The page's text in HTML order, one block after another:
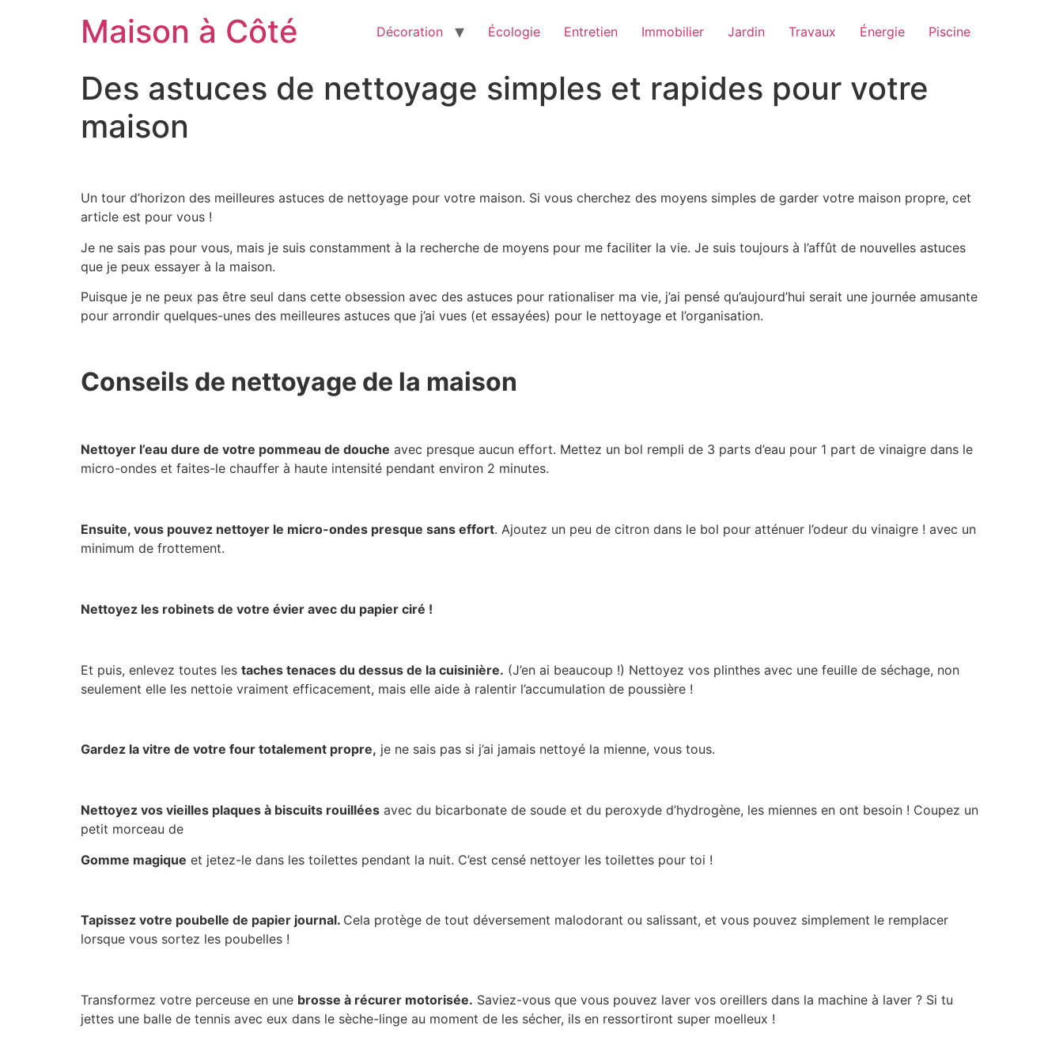
Maison à Côté Décoration Écologie Entretien Immobilier Jardin Travaux Énergie Piscine
Des astuces de nettoyage simples et rapides pour votre
maison
Un tour d’horizon des meilleures astuces de nettoyage pour votre maison. Si vous cherchez des moyens simples de garder votre maison propre, cet
article est pour vous !
Je ne sais pas pour vous, mais je suis constamment à la recherche de moyens pour me faciliter la vie. Je suis toujours à l’affût de nouvelles astuces
que je peux essayer à la maison.
Puisque je ne peux pas être seul dans cette obsession avec des astuces pour rationaliser ma vie, j’ai pensé qu’aujourd’hui serait une journée amusante
pour arrondir quelques-unes des meilleures astuces que j’ai vues (et essayées) pour le nettoyage et l’organisation.
Conseils de nettoyage de la maison
Nettoyer l’eau dure de votre pommeau de douche avec presque aucun effort. Mettez un bol rempli de 3 parts d’eau pour 1 part de vinaigre dans le
micro-ondes et faites-le chauffer à haute intensité pendant environ 2 minutes.
Ensuite, vous pouvez nettoyer le micro-ondes presque sans effort. Ajoutez un peu de citron dans le bol pour atténuer l’odeur du vinaigre ! avec un
minimum de frottement.
Nettoyez les robinets de votre évier avec du papier ciré !
Et puis, enlevez toutes les taches tenaces du dessus de la cuisinière. (J’en ai beaucoup !) Nettoyez vos plinthes avec une feuille de séchage, non
seulement elle les nettoie vraiment efficacement, mais elle aide à ralentir l’accumulation de poussière !
Gardez la vitre de votre four totalement propre, je ne sais pas si j’ai jamais nettoyé la mienne, vous tous.
Nettoyez vos vieilles plaques à biscuits rouillées avec du bicarbonate de soude et du peroxyde d’hydrogène, les miennes en ont besoin ! Coupez un
petit morceau de
Gomme magique et jetez-le dans les toilettes pendant la nuit. C’est censé nettoyer les toilettes pour toi !
Tapissez votre poubelle de papier journal. Cela protège de tout déversement malodorant ou salissant, et vous pouvez simplement le remplacer
lorsque vous sortez les poubelles !
Transformez votre perceuse en une brosse à récurer motorisée. Saviez-vous que vous pouvez laver vos oreillers dans la machine à laver ? Si tu
jettes une balle de tennis avec eux dans le sèche-linge au moment de les sécher, ils en ressortiront super moelleux !